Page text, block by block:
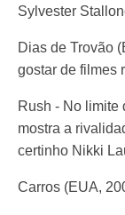
Sylvester
Dias de Trovão
gostar de filmes
Rush - No limite
mostra a
certinho Nikki
Carros (EUA,